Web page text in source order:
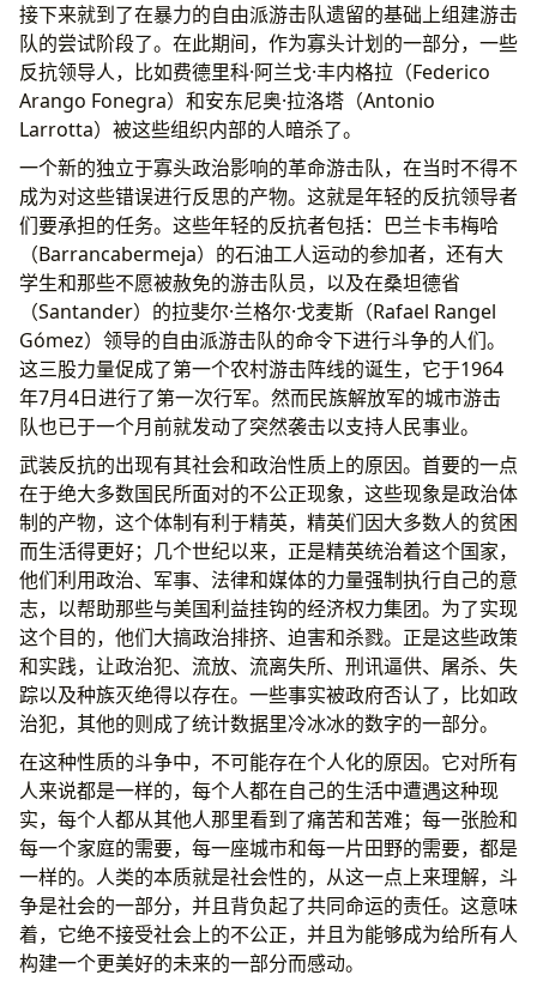
接下来就到了在暴力的自由派游击队遗留的基础上组建游击
队的尝试阶段了。在此期间，作为寡头计划的一部分，一些
反抗领导人，比如费德里科·阿兰戈·丰内格拉（Federico
Arango Fonegra）和安东尼奥·拉洛塔（Antonio
Larrotta）被这些组织内部的人暗杀了。
一个新的独立于寡头政治影响的革命游击队，在当时不得不
成为对这些错误进行反思的产物。这就是年轻的反抗领导者
们要承担的任务。这些年轻的反抗者包括：巴兰卡韦梅哈
（Barrancabermeja）的石油工人运动的参加者，还有大
学生和那些不愿被赦免的游击队员，以及在桑坦德省
（Santander）的拉斐尔·兰格尔·戈麦斯（Rafael Rangel
Gómez）领导的自由派游击队的命令下进行斗争的人们。
这三股力量促成了第一个农村游击阵线的诞生，它于1964
年7月4日进行了第一次行军。然而民族解放军的城市游击
队也已于一个月前就发动了突然袭击以支持人民事业。
武装反抗的出现有其社会和政治性质上的原因。首要的一点
在于绝大多数国民所面对的不公正现象，这些现象是政治体
制的产物，这个体制有利于精英，精英们因大多数人的贫困
而生活得更好；几个世纪以来，正是精英统治着这个国家，
他们利用政治、军事、法律和媒体的力量强制执行自己的意
志，以帮助那些与美国利益挂钩的经济权力集团。为了实现
这个目的，他们大搞政治排挤、迫害和杀戮。正是这些政策
和实践，让政治犯、流放、流离失所、刑讯逼供、屠杀、失
踪以及种族灭绝得以存在。一些事实被政府否认了，比如政
治犯，其他的则成了统计数据里冷冰冰的数字的一部分。
在这种性质的斗争中，不可能存在个人化的原因。它对所有
人来说都是一样的，每个人都在自己的生活中遭遇这种现
实，每个人都从其他人那里看到了痛苦和苦难；每一张脸和
每一个家庭的需要，每一座城市和每一片田野的需要，都是
一样的。人类的本质就是社会性的，从这一点上来理解，斗
争是社会的一部分，并且背负起了共同命运的责任。这意味
着，它绝不接受社会上的不公正，并且为能够成为给所有人
构建一个更美好的未来的一部分而感动。